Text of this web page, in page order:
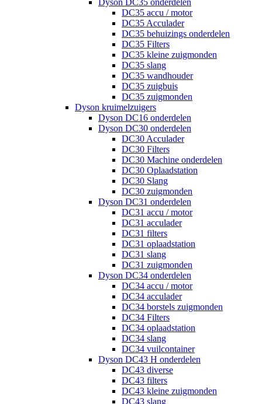
Dyson DC35 onderdelen
DC35 accu / motor
DC35 Acculader
DC35 behuizings onderdelen
DC35 Filters
DC35 kleine zuigmonden
DC35 slang
DC35 wandhouder
DC35 zuigbuis
DC35 zuigmonden
Dyson kruimelzuigers
Dyson DC16 onderdelen
Dyson DC30 onderdelen
DC30 Acculader
DC30 Filters
DC30 Machine onderdelen
DC30 Oplaadstation
DC30 Slang
DC30 zuigmonden
Dyson DC31 onderdelen
DC31 accu / motor
DC31 acculader
DC31 filters
DC31 oplaadstation
DC31 slang
DC31 zuigmonden
Dyson DC34 onderdelen
DC34 accu / motor
DC34 acculader
DC34 borstels zuigmonden
DC34 Filters
DC34 oplaadstation
DC34 slang
DC34 vuilcontainer
Dyson DC43 H onderdelen
DC43 diverse
DC43 filters
DC43 kleine zuigmonden
DC43 slang